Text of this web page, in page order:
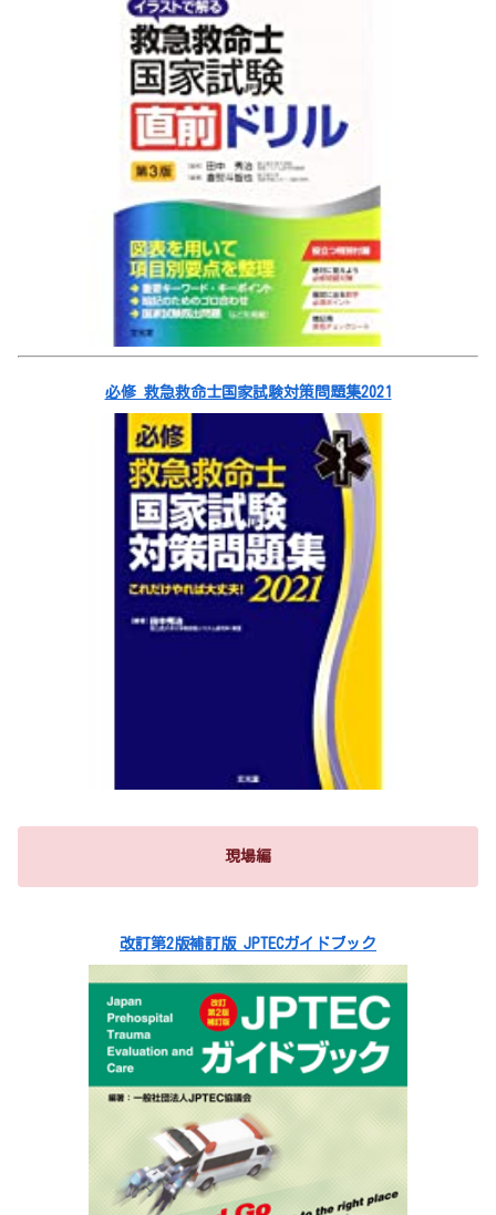
必修 救急救命士国家試験対策問題集2021
現場編
改訂第2版補訂版 JPTECガイドブック